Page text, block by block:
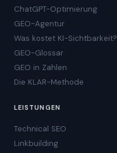
ChatGPT-Optimierung
GEO-Agentur
Was kostet KI-Sichtbarkeit?
GEO-Glossar
GEO in Zahlen
Die KLAR-Methode
LEISTUNGEN
Technical SEO
Linkbuilding